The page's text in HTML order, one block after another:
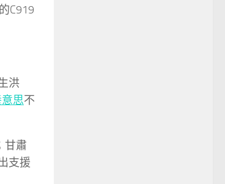
C919
洪
思不
甘肅
支援